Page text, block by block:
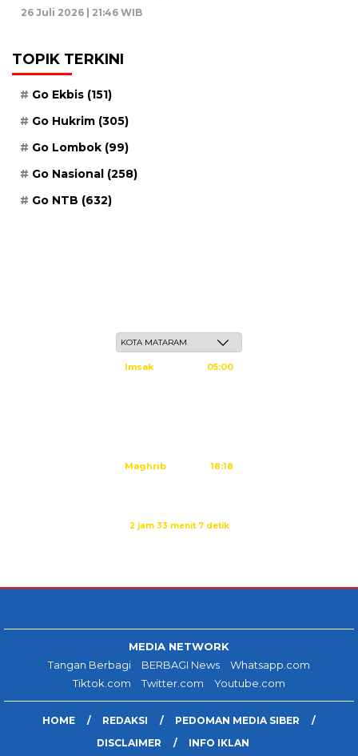
26 Juli 2026 | 21:46 WIB
TOPIK TERKINI
Go Ekbis (151)
Go Hukrim (305)
Go Lombok (99)
Go Nasional (258)
Go NTB (632)
Imsak 05:00
Maghrib 18:18
2 jam 33 menit 7 detik
MEDIA NETWORK
Tangan Berbagi
BERBAGI News
Whatsapp.com
Tiktok.com
Twitter.com Youtube.com
HOME REDAKSI
PEDOMAN MEDIA SIBER
DISCLAIMER
INFO IKLAN